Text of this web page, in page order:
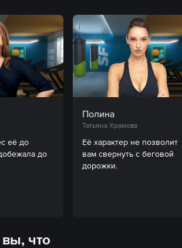
её до
до
Полина
Татьяна Храмова
Её характер не позволит
вам свернуть с беговой
дорожки.
что